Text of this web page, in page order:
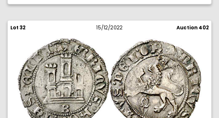
Lot 32 15/12/2022 Auction 402